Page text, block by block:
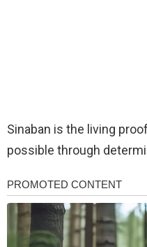
Sinaban is the living
possible through